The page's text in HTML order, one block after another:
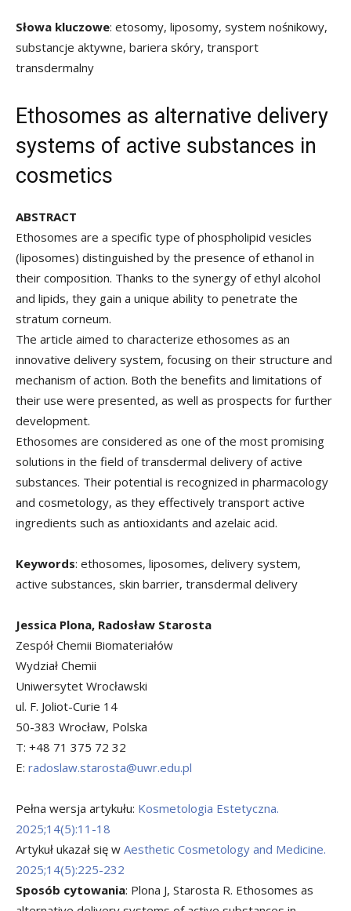
Słowa kluczowe: etosomy, liposomy, system nośnikowy,
substancje aktywne, bariera skóry, transport
transdermalny
Ethosomes as alternative delivery
systems of active substances in
cosmetics
ABSTRACT
Ethosomes are a specific type of phospholipid vesicles
(liposomes) distinguished by the presence of ethanol in
their composition. Thanks to the synergy of ethyl alcohol
and lipids, they gain a unique ability to penetrate the
stratum corneum.
The article aimed to characterize ethosomes as an
innovative delivery system, focusing on their structure and
mechanism of action. Both the benefits and limitations of
their use were presented, as well as prospects for further
development.
Ethosomes are considered as one of the most promising
solutions in the field of transdermal delivery of active
substances. Their potential is recognized in pharmacology
and cosmetology, as they effectively transport active
ingredients such as antioxidants and azelaic acid.
Keywords: ethosomes, liposomes, delivery system,
active substances, skin barrier, transdermal delivery
Jessica Plona, Radosław Starosta
Zespół Chemii Biomateriałów
Wydział Chemii
Uniwersytet Wrocławski
ul. F. Joliot-Curie 14
50-383 Wrocław, Polska
T: +48 71 375 72 32
E: radoslaw.starosta@uwr.edu.pl
Pełna wersja artykułu: Kosmetologia Estetyczna.
2025;14(5):11-18
Artykuł ukazał się w Aesthetic Cosmetology and Medicine.
2025;14(5):225-232
Sposób cytowania: Plona J, Starosta R. Ethosomes as